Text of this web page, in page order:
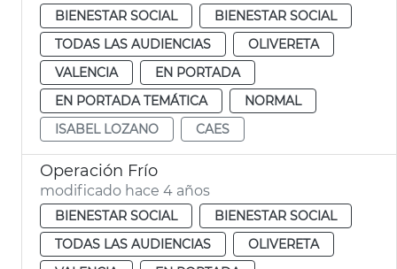
BIENESTAR SOCIAL
BIENESTAR SOCIAL
TODAS LAS AUDIENCIAS
OLIVERETA
VALENCIA
EN PORTADA
EN PORTADA TEMÁTICA
NORMAL
ISABEL LOZANO
CAES
Operación Frío
modificado hace 4 años
BIENESTAR SOCIAL
BIENESTAR SOCIAL
TODAS LAS AUDIENCIAS
OLIVERETA